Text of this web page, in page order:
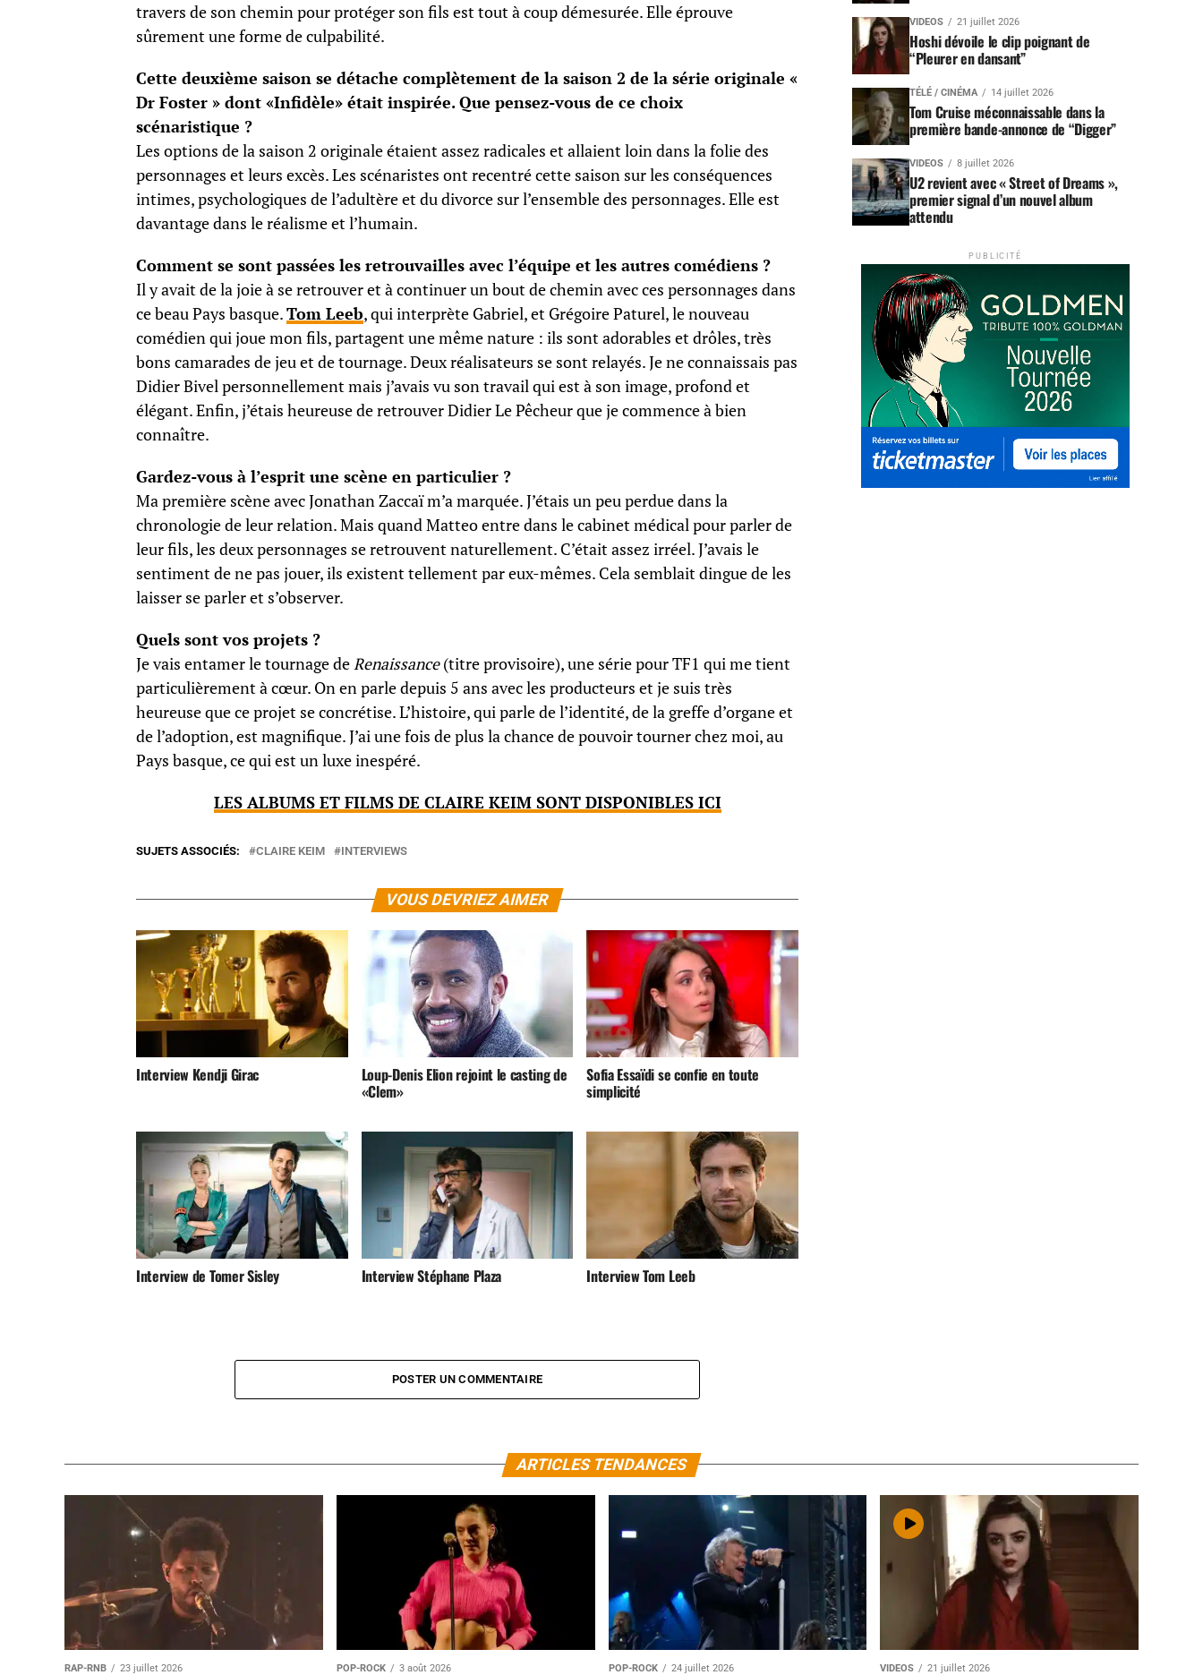
travers de son chemin pour protéger son fils est tout à coup démesurée. Elle éprouve
sûrement une forme de culpabilité.
Cette deuxième saison se détache complètement de la saison 2 de la série originale «
Dr Foster » dont «Infidèle» était inspirée. Que pensez-vous de ce choix
scénaristique ?
Les options de la saison 2 originale étaient assez radicales et allaient loin dans la folie des
personnages et leurs excès. Les scénaristes ont recentré cette saison sur les conséquences
intimes, psychologiques de l’adultère et du divorce sur l’ensemble des personnages. Elle est
davantage dans le réalisme et l’humain.
Comment se sont passées les retrouvailles avec l’équipe et les autres comédiens ?
Il y avait de la joie à se retrouver et à continuer un bout de chemin avec ces personnages dans
ce beau Pays basque.Tom Leeb, qui interprète Gabriel, et Grégoire Paturel, le nouveau
comédien qui joue mon fils, partagent une même nature : ils sont adorables et drôles, très
bons camarades de jeu et de tournage. Deux réalisateurs se sont relayés. Je ne connaissais pas
Didier Bivel personnellement mais j’avais vu son travail qui est à son image, profond et
élégant. Enfin, j’étais heureuse de retrouver Didier Le Pêcheur que je commence à bien
connaître.
Gardez-vous à l’esprit une scène en particulier ?
Ma première scène avec Jonathan Zaccaï m’a marquée. J’étais un peu perdue dans la
chronologie de leur relation. Mais quand Matteo entre dans le cabinet médical pour parler de
leur fils, les deux personnages se retrouvent naturellement. C’était assez irréel. J’avais le
sentiment de ne pas jouer, ils existent tellement par eux-mêmes. Cela semblait dingue de les
laisser se parler et s’observer.
Quels sont vos projets ?
Je vais entamer le tournage deRenaissance(titre provisoire), une série pour TF1 qui me tient
particulièrement à cœur. On en parle depuis 5 ans avec les producteurs et je suis très
heureuse que ce projet se concrétise. L’histoire, qui parle de l’identité, de la greffe d’organe et
de l’adoption, est magnifique. J’ai une fois de plus la chance de pouvoir tourner chez moi, au
Pays basque, ce qui est un luxe inespéré.
LES ALBUMS ET FILMS DE CLAIRE KEIM SONT DISPONIBLES ICI
SUJETS ASSOCIÉS: CLAIRE KEIM INTERVIEWS
VOUS DEVRIEZ AIMER
Interview Kendji Girac Loup-Denis Elion rejoint le casting de
«Clem»
Sofia Essaïdi se confie en toute
simplicité
Interview de Tomer Sisley Interview Stéphane Plaza Interview Tom Leeb
POSTER UN COMMENTAIRE
VIDEOS 21 juillet 2026
Hoshi dévoile le clip poignant de
“Pleurer en dansant”
TÉLÉ / CINÉMA 14 juillet 2026
Tom Cruise méconnaissable dans la
première bande-annonce de “Digger”
VIDEOS 8 juillet 2026
U2 revient avec « Street of Dreams »,
premier signal d’un nouvel album
attendu
PUBLICITÉ
ARTICLES TENDANCES
RAP-RNB 23 juillet 2026 POP-ROCK 3 août 2026 POP-ROCK 24 juillet 2026 VIDEOS 21 juillet 2026